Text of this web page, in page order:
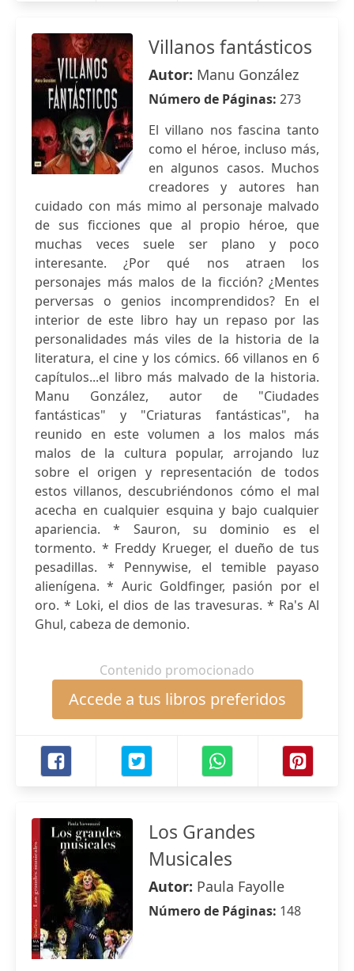
Villanos fantásticos
Autor: Manu González
Número de Páginas: 273
El villano nos fascina tanto
como el héroe, incluso más,
en algunos casos. Muchos
creadores y autores han
cuidado con más mimo al personaje malvado
de sus ficciones que al propio héroe, que
muchas veces suele ser plano y poco
interesante. ¿Por qué nos atraen los
personajes más malos de la ficción? ¿Mentes
perversas o genios incomprendidos? En el
interior de este libro hay un repaso por las
personalidades más viles de la historia de la
literatura, el cine y los cómics. 66 villanos en 6
capítulos...el libro más malvado de la historia.
Manu González, autor de "Ciudades
fantásticas" y "Criaturas fantásticas", ha
reunido en este volumen a los malos más
malos de la cultura popular, arrojando luz
sobre el origen y representación de todos
estos villanos, descubriéndonos cómo el mal
acecha en cualquier esquina y bajo cualquier
apariencia. * Sauron, su dominio es el
tormento. * Freddy Krueger, el dueño de tus
pesadillas. * Pennywise, el temible payaso
alienígena. * Auric Goldfinger, pasión por el
oro. * Loki, el dios de las travesuras. * Ra's Al
Ghul, cabeza de demonio.
Contenido promocionado
Accede a tus libros preferidos
Los Grandes
Musicales
Autor: Paula Fayolle
Número de Páginas: 148